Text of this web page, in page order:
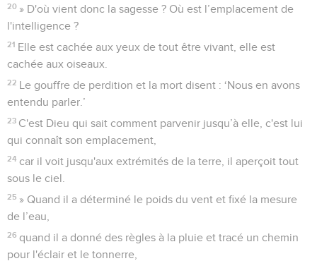
20 » D'où vient donc la sagesse ? Où est l’emplacement de
l'intelligence ?
21 Elle est cachée aux yeux de tout être vivant, elle est
cachée aux oiseaux.
22 Le gouffre de perdition et la mort disent : ‘Nous en avons
entendu parler.’
23 C'est Dieu qui sait comment parvenir jusqu’à elle, c'est lui
qui connaît son emplacement,
24 car il voit jusqu'aux extrémités de la terre, il aperçoit tout
sous le ciel.
25 » Quand il a déterminé le poids du vent et fixé la mesure
de l’eau,
26 quand il a donné des règles à la pluie et tracé un chemin
pour l'éclair et le tonnerre,